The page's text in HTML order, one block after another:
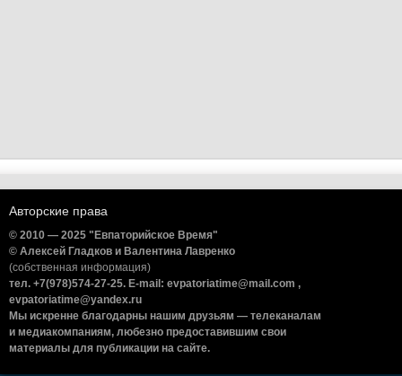
Авторские права
© 2010 — 2025 "Евпаторийское Время"
© Алексей Гладков и Валентина Лавренко
(собственная информация)
тел. +7(978)574-27-25. E-mail: evpatoriatime@mail.com ,
evpatoriatime@yandex.ru
Мы искренне благодарны нашим друзьям — телеканалам
и медиакомпаниям, любезно предоставившим свои
материалы для публикации на сайте.